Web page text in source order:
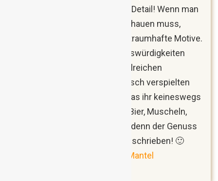
aber das Sehenswerte liegt im Detail! Wenn man
weiß, wohin man gehen und schauen muss,
entdeckt man auch in Brüssel traumhafte Motive.
Neben den klassischen Sehenswürdigkeiten
haben mich besonders die zahlreichen
Jugendstilbauten mit ihrer typisch verspielten
Architektur beeindruckt. Und was ihr keineswegs
vergessen dürft zu probieren: Bier, Muscheln,
Pralinen und Pommes Frites – denn der Genuss
wird in Brüssel wirklich groß geschrieben! 🙂
Brüssel: Schönheit im grauen Mantel